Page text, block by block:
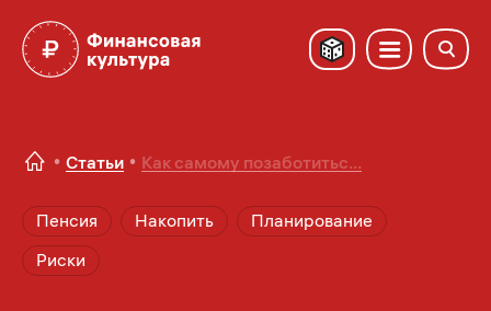
Статьи Как самому позаботитьс...
Пенсия Накопить
Планирование
Риски